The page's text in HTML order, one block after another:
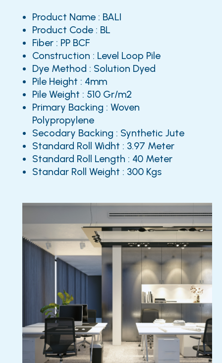
Product Name : BALI
Product Code : BL
Fiber : PP BCF
Construction : Level Loop Pile
Dye Method : Solution Dyed
Pile Height : 4mm
Pile Weight : 510 Gr/m2
Primary Backing : Woven
Polypropylene
Secodary Backing : Synthetic Jute
Standard Roll Widht : 3.97 Meter
Standard Roll Length : 40 Meter
Standar Roll Weight : 300 Kgs